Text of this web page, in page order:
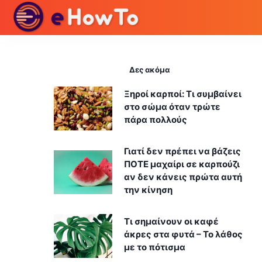
Δες ακόμα
Ξηροί καρποί: Τι συμβαίνει
στο σώμα όταν τρώτε
πάρα πολλούς
Γιατί δεν πρέπει να βάζεις
ΠΟΤΕ μαχαίρι σε καρπούζι
αν δεν κάνεις πρώτα αυτή
την κίνηση
Τι σημαίνουν οι καφέ
άκρες στα φυτά – Το λάθος
με το πότισμα